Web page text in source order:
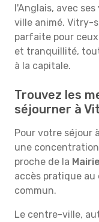
l'Anglais, avec
ville animé. Vitry-
parfaite pour
et tranquillité,
à la capitale.
Trouvez les
séjourner à
Pour votre séjour
une
proche de la Mairie
accès pratique
commun.
Le centre-ville,